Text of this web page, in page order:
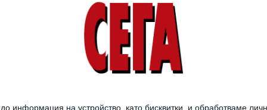
информация на устройство, като бисквитки, и обработваме
Невзоров се
разприказвал пред
МВР за висши